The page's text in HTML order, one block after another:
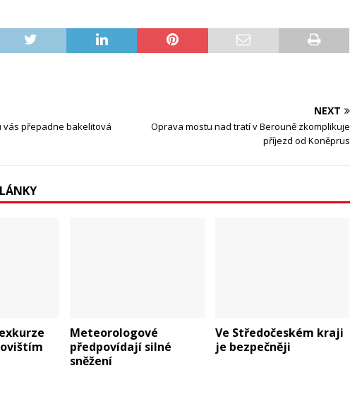
vás přepadne bakelitová
NEXT
Oprava mostu nad tratí v Berouně zkomplikuje
příjezd od Koněprus
Meteorologové
předpovídají silné
sněžení
Ve Středočeském kraji
je bezpečněji